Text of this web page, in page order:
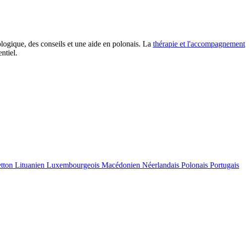
des conseils et une aide en polonais. La thérapie et l'accompagnement
Lituanien Luxembourgeois Macédonien Néerlandais Polonais Portugais